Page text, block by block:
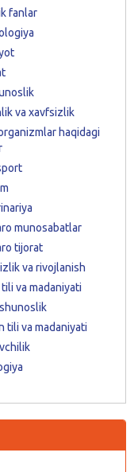
fanlar
va xavfsizlik
haqidagi
munosabatlar
tijorat
va rivojlanish
va madaniyati
tili va madaniyati